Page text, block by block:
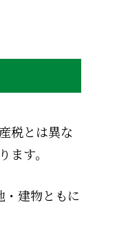
税とは異な
す。
建物ともに